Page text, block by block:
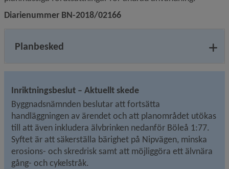
Diarienummer BN-2018/02166
Planbesked
Inriktningsbeslut – Aktuellt skede
Byggnadsnämnden beslutar att fortsätta
handläggningen av ärendet och att planområdet utökas
till att även inkludera älvbrinken nedanför Böleå 1:77.
Syftet är att säkerställa bärighet på Nipvägen, minska
erosions- och skredrisk samt att möjliggöra ett älvnära
gång- och cykelstråk.